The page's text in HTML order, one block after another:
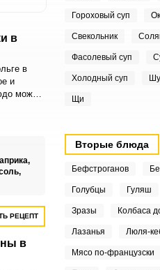
в
в
и
можно
РЕЦЕПТ
в
Гороховый суп
Свекольник
Фасолевый суп
Холодный суп
Щи
Вторые блюда
Бефстроганов
Голубцы Гуляш
Зразы Колбаса
Лазанья Люля-
Мясо по-французски